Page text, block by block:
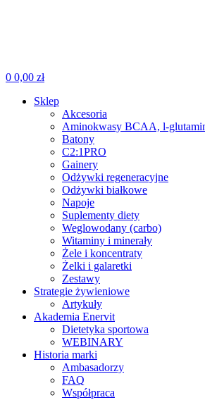
0 0,00 zł
Sklep
Akcesoria
Aminokwasy BCAA, l-
Batony
C2:1PRO
Gainery
Odżywki regeneracyjne
Odżywki białkowe
Napoje
Suplementy diety
Weglowodany (carbo)
Witaminy i minerały
Żele i koncentraty
Żelki i galaretki
Zestawy
Strategie żywieniowe
Artykuły
Akademia Enervit
Dietetyka sportowa
WEBINARY
Historia marki
Ambasadorzy
FAQ
Współpraca